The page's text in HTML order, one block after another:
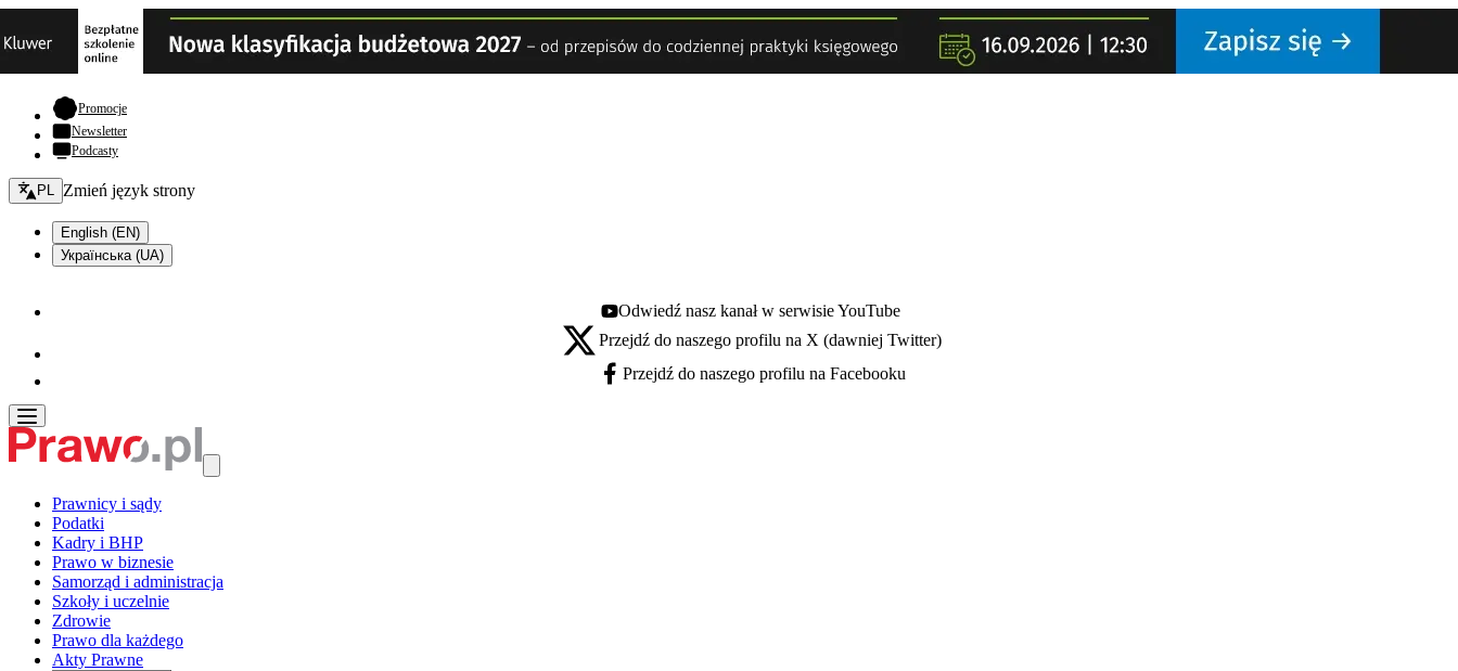
Promocje- otwiera się w nowej karcie
Newsletter
Podcasty
Zmień język - bieżący:
PL Zmień język strony
English (EN)
Українська (UA)
Youtube - otwiera się w nowej karcie
Odwiedź nasz kanał w serwisie YouTube
X - otwiera się w nowej karcie
Przejdź do naszego profilu na X (dawniej Twitter)
Facebook - otwiera się w nowej karcie
Przejdź do naszego profilu na Facebooku
Prawnicy i sądy
Podatki
Kadry i BHP
Prawo w biznesie
Samorząd i administracja
Szkoły i uczelnie
Zdrowie
Prawo dla każdego
Akty Prawne